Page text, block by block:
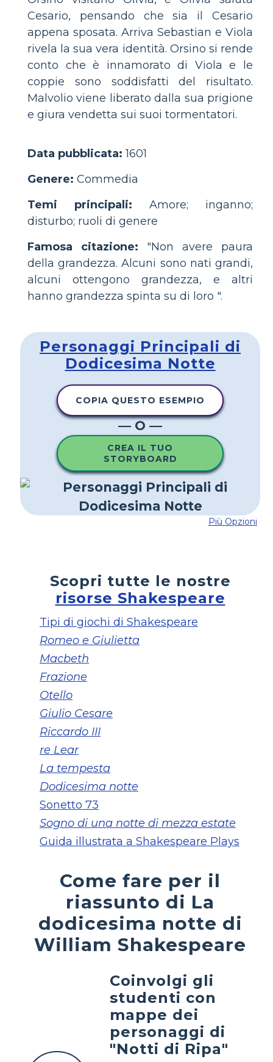
Cesario, pensando che sia il Cesario
appena sposata. Arriva Sebastian e Viola
rivela la sua vera identità. Orsino si rende
conto che è innamorato di Viola e le
coppie sono soddisfatti del risultato.
Malvolio viene liberato dalla sua prigione
e giura vendetta sui suoi tormentatori.
Data pubblicata: 1601
Genere: Commedia
Temi principali: Amore; inganno;
disturbo; ruoli di genere
Famosa citazione: "Non avere paura
della grandezza. Alcuni sono nati grandi,
alcuni ottengono grandezza, e altri
hanno grandezza spinta su di loro ".
Personaggi Principali di
Dodicesima Notte
COPIA QUESTO ESEMPIO
— O —
CREA IL TUO
STORYBOARD
Più Opzioni
Scopri tutte le nostre
risorse Shakespeare
Tipi di giochi di Shakespeare
Romeo e Giulietta
Macbeth
Frazione
Otello
Giulio Cesare
Riccardo III
re Lear
La tempesta
Dodicesima notte
Sonetto 73
Sogno di una notte di mezza estate
Guida illustrata a Shakespeare Plays
Come fare per il
riassunto di La
dodicesima notte di
William Shakespeare
Coinvolgi gli
studenti con
mappe dei
personaggi di
"Notti di Ripa"